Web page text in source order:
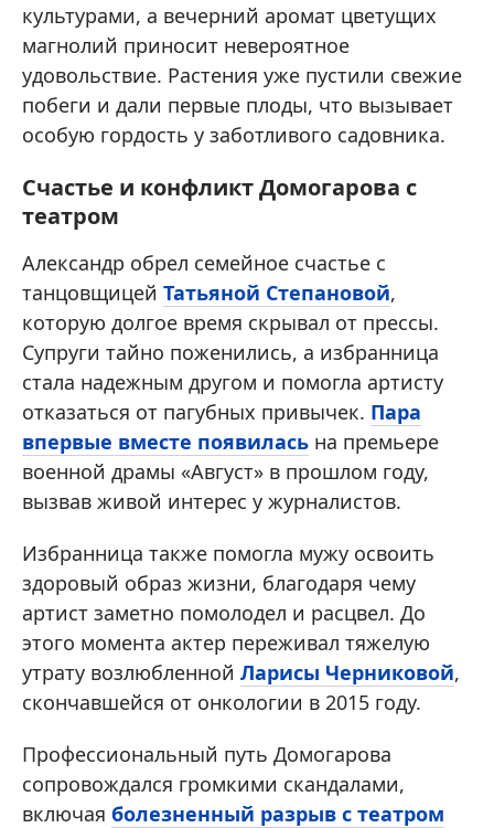
культурами, а вечерний аромат цветущих
магнолий приносит невероятное
удовольствие. Растения уже пустили свежие
побеги и дали первые плоды, что вызывает
особую гордость у заботливого садовника.
Счастье и конфликт Домогарова с
театром
Александр обрел семейное счастье с
танцовщицей Татьяной Степановой,
которую долгое время скрывал от прессы.
Супруги тайно поженились, а избранница
стала надежным другом и помогла артисту
отказаться от пагубных привычек. Пара
впервые вместе появилась на премьере
военной драмы «Август» в прошлом году,
вызвав живой интерес у журналистов.
Избранница также помогла мужу освоить
здоровый образ жизни, благодаря чему
артист заметно помолодел и расцвел. До
этого момента актер переживал тяжелую
утрату возлюбленной Ларисы Черниковой,
скончавшейся от онкологии в 2015 году.
Профессиональный путь Домогарова
сопровождался громкими скандалами,
включая болезненный разрыв с театром